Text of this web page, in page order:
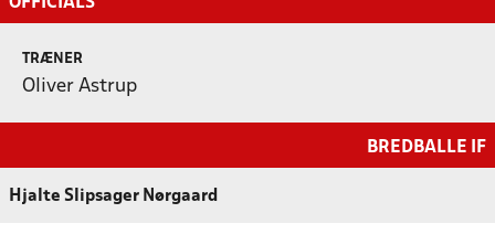
TRÆNER
Oliver Astrup
BREDBALLE IF
Hjalte Slipsager Nørgaard